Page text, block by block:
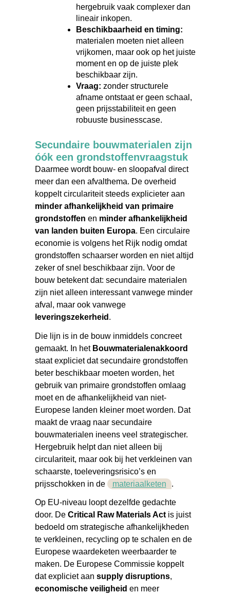
hergebruik vaak complexer dan
lineair inkopen.
Beschikbaarheid en timing:
materialen moeten niet alleen
vrijkomen, maar ook op het juiste
moment en op de juiste plek
beschikbaar zijn.
Vraag: zonder structurele
afname ontstaat er geen schaal,
geen prijsstabiliteit en geen
robuuste businesscase.
Secundaire bouwmaterialen zijn
óók een grondstoffenvraagstuk
Daarmee wordt bouw- en sloopafval direct
meer dan een afvalthema. De overheid
koppelt circulariteit steeds explicieter aan
minder afhankelijkheid van primaire
grondstoffen en minder afhankelijkheid
van landen buiten Europa. Een circulaire
economie is volgens het Rijk nodig omdat
grondstoffen schaarser worden en niet altijd
zeker of snel beschikbaar zijn. Voor de
bouw betekent dat: secundaire materialen
zijn niet alleen interessant vanwege minder
afval, maar ook vanwege
leveringszekerheid .
Die lijn is in de bouw inmiddels concreet
gemaakt. In het Bouwmaterialenakkoord
staat expliciet dat secundaire grondstoffen
beter beschikbaar moeten worden, het
gebruik van primaire grondstoffen omlaag
moet en de afhankelijkheid van niet-
Europese landen kleiner moet worden. Dat
maakt de vraag naar secundaire
bouwmaterialen ineens veel strategischer.
Hergebruik helpt dan niet alleen bij
circulariteit, maar ook bij het verkleinen van
schaarste, toeleveringsrisico’s en
prijsschokken in de
materiaalketen .
Op EU-niveau loopt dezelfde gedachte
door. De Critical Raw Materials Actis juist
bedoeld om strategische afhankelijkheden
te verkleinen, recycling op te schalen en de
Europese waardeketen weerbaarder te
maken. De Europese Commissie koppelt
dat expliciet aan supply disruptions,
economische veiligheid en meer